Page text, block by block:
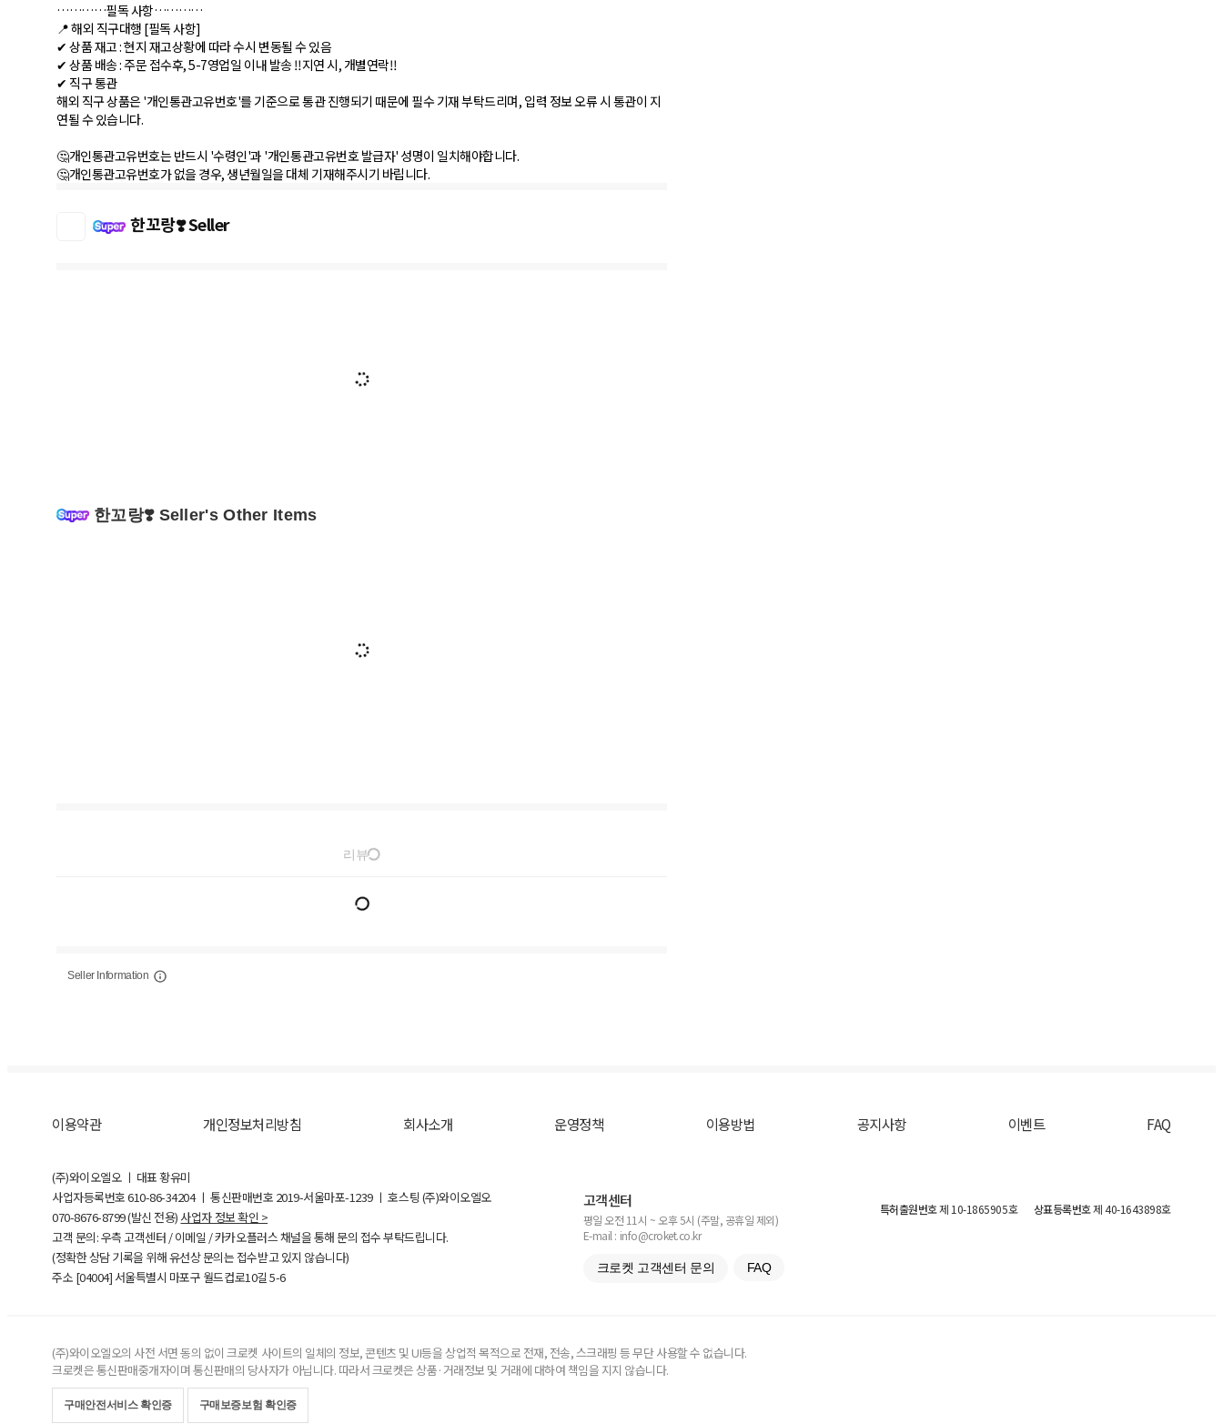
…………필독 사항…………
📍 해외 직구대행 [필독 사항]
✔︎ 상품 재고 : 현지 재고상황에 따라 수시 변동될 수 있음
✔︎ 상품 배송 : 주문 접수후, 5-7영업일 이내 발송 ‼️지연 시, 개별연락‼️
✔︎ 직구 통관
해외 직구 상품은 '개인통관고유번호'를 기준으로 통관 진행되기 때문에 필수 기재 부탁드리며, 입력 정보 오류 시 통관이 지
연될 수 있습니다.
🤔개인통관고유번호는 반드시 '수령인'과 '개인통관고유번호 발급자' 성명이 일치해야합니다.
🤔개인통관고유번호가 없을 경우, 생년월일을 대체 기재해주시기 바립니다.
한꼬랑❣️ Seller
한꼬랑❣️ Seller's Other Items
리뷰
Seller Information
이용약관 개인정보처리방침 회사소개 운영정책 이용방법 공지사항 이벤트 FAQ
(주)와이오엘오 ㅣ 대표 황유미
사업자등록번호610-86-34204ㅣ 통신판매번호 2019-서울마포-1239 ㅣ 호스팅 (주)와이오엘오
070-8676-8799 (발신 전용) 사업자 정보 확인 >
고객 문의: 우측 고객센터 / 이메일 / 카카오플러스 채널을 통해 문의 접수 부탁드립니다.
(정확한 상담 기록을 위해 유선상 문의는 접수받고 있지 않습니다)
주소 [04004] 서울특별시 마포구 월드컵로10길5-6
고객센터
평일 오전 11시 ~ 오후 5시 (주말, 공휴일 제외)
E-mail : info@croket.co.kr
크로켓 고객센터 문의 FAQ
특허출원번호제 10-1865905호 상표등록번호제 40-1643898호
(주)와이오엘오의 사전 서면 동의 없이 크로켓 사이트의 일체의 정보, 콘텐츠 및 UI등을 상업적 목적으로 전재, 전송, 스크래핑 등 무단 사용할 수 없습니다.
크로켓은 통신판매중개자이며 통신판매의 당사자가 아닙니다. 따라서 크로켓은 상품·거래정보 및 거래에 대하여 책임을 지지 않습니다.
구매안전서비스 확인증 구매보증보험 확인증